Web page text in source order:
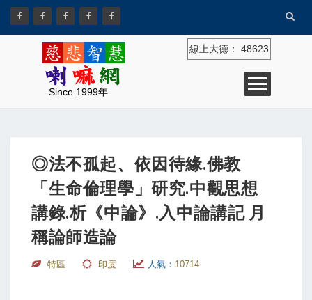
Since 1999年
線上大德： 48623
◎法不孤起、依因待緣.佛教
「生命倫理學」研究.中觀思想
講錄.析《中論》.入中論講記 月
稱論師造論
特區 印度 人氣： 10714